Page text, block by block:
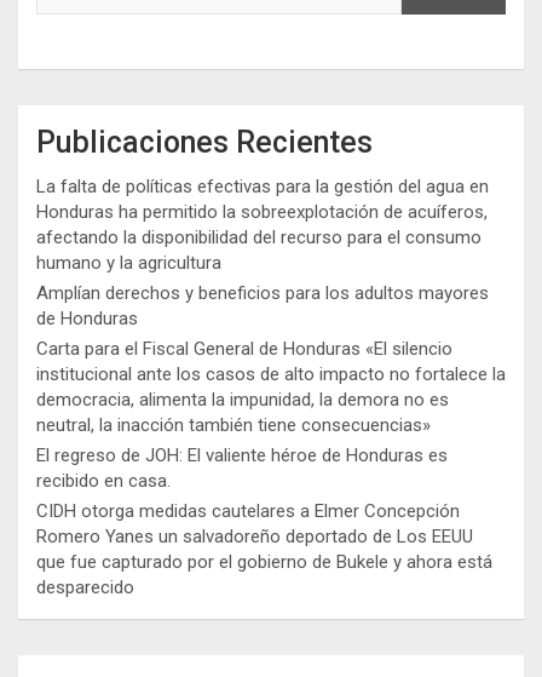
Publicaciones Recientes
La falta de políticas efectivas para la gestión del agua en
Honduras ha permitido la sobreexplotación de acuíferos,
afectando la disponibilidad del recurso para el consumo
humano y la agricultura
Amplían derechos y beneficios para los adultos mayores
de Honduras
Carta para el Fiscal General de Honduras «El silencio
institucional ante los casos de alto impacto no fortalece la
democracia, alimenta la impunidad, la demora no es
neutral, la inacción también tiene consecuencias»
El regreso de JOH: El valiente héroe de Honduras es
recibido en casa.
CIDH otorga medidas cautelares a Elmer Concepción
Romero Yanes un salvadoreño deportado de Los EEUU
que fue capturado por el gobierno de Bukele y ahora está
desparecido